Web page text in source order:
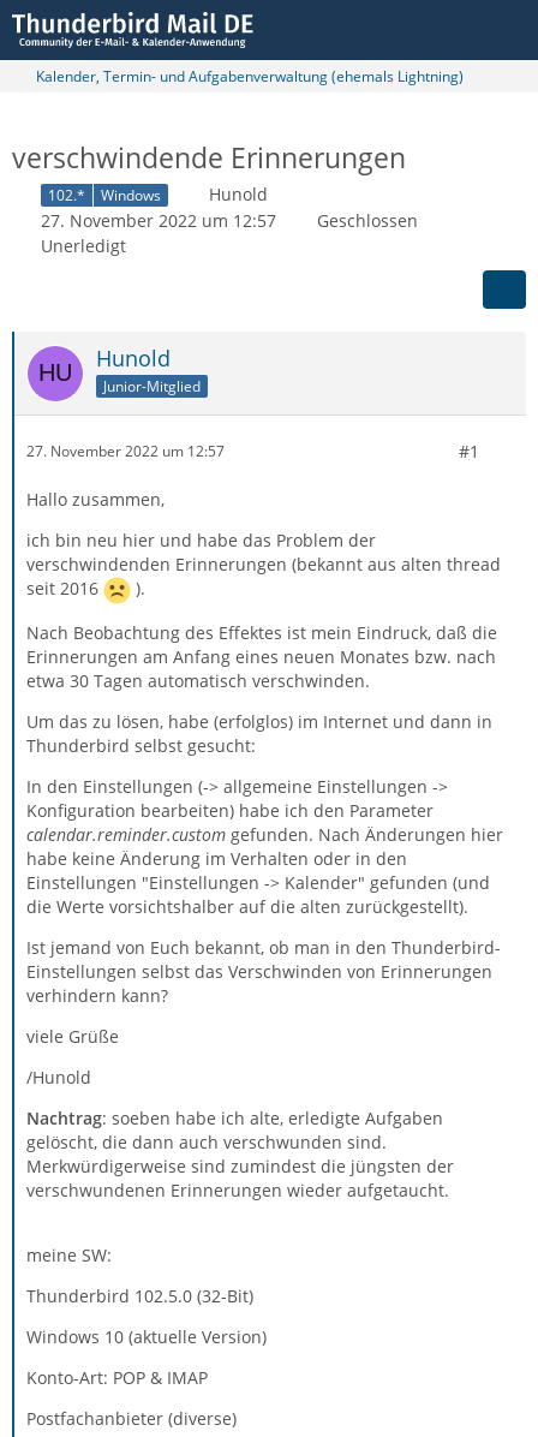
Kalender, Termin- und Aufgabenverwaltung (ehemals Lightning)
verschwindende Erinnerungen
102.* Windows
Hunold
27. November 2022 um 12:57
Geschlossen
Unerledigt
Hunold
Junior-Mitglied
27. November 2022 um 12:57 #1
Hallo zusammen,
ich bin neu hier und habe das Problem der
verschwindenden Erinnerungen (bekannt aus alten thread
seit 2016
).
Nach Beobachtung des Effektes ist mein Eindruck, daß die
Erinnerungen am Anfang eines neuen Monates bzw. nach
etwa 30 Tagen automatisch verschwinden.
Um das zu lösen, habe (erfolglos) im Internet und dann in
Thunderbird selbst gesucht:
In den Einstellungen (-> allgemeine Einstellungen ->
Konfiguration bearbeiten) habe ich den Parameter
calendar.reminder.custom gefunden. Nach Änderungen hier
habe keine Änderung im Verhalten oder in den
Einstellungen "Einstellungen -> Kalender" gefunden (und
die Werte vorsichtshalber auf die alten zurückgestellt).
Ist jemand von Euch bekannt, ob man in den Thunderbird-
Einstellungen selbst das Verschwinden von Erinnerungen
verhindern kann?
viele Grüße
/Hunold
Nachtrag: soeben habe ich alte, erledigte Aufgaben
gelöscht, die dann auch verschwunden sind.
Merkwürdigerweise sind zumindest die jüngsten der
verschwundenen Erinnerungen wieder aufgetaucht.
meine SW:
Thunderbird 102.5.0 (32-Bit)
Windows 10 (aktuelle Version)
Konto-Art: POP & IMAP
Postfachanbieter (diverse)